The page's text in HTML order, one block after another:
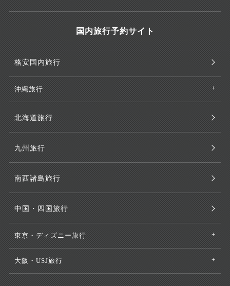
国内旅行予約サイト
格安国内旅行
沖縄旅行
北海道旅行
九州旅行
南西諸島旅行
中国・四国旅行
東京・ディズニー旅行
大阪・USJ旅行